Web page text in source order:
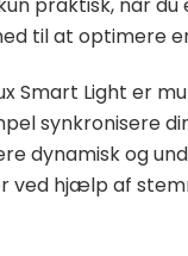
til at optimere
Smart Light er
synkronisere
dynamisk og
ved hjælp af